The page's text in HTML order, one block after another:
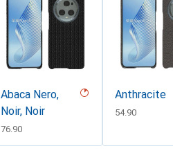
Abaca Nero,
Noir, Noir
CHF
76.90
Anthracite
CHF
54.90